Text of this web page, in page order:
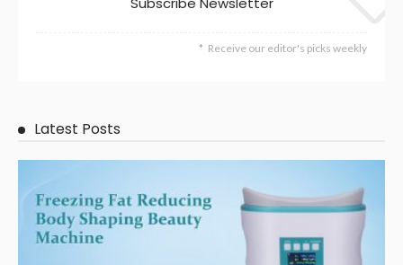
Receive our editor's picks weekly
Latest Posts